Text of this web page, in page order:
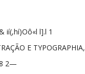
ií(,hí)Oô«l l].l 1
E TYPOGRAPHIA,
2—